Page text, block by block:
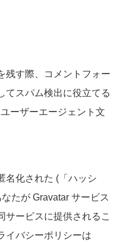
残す際、コメントフォー
てスパム検出に役立てる
ーザーエージェント文
名化された (「ハッシ
たが Gravatar サービス
サービスに提供されるこ
イバシーポリシーは